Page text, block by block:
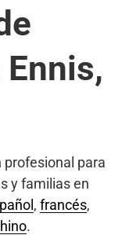
profesional para
y familias en
, francés,
.